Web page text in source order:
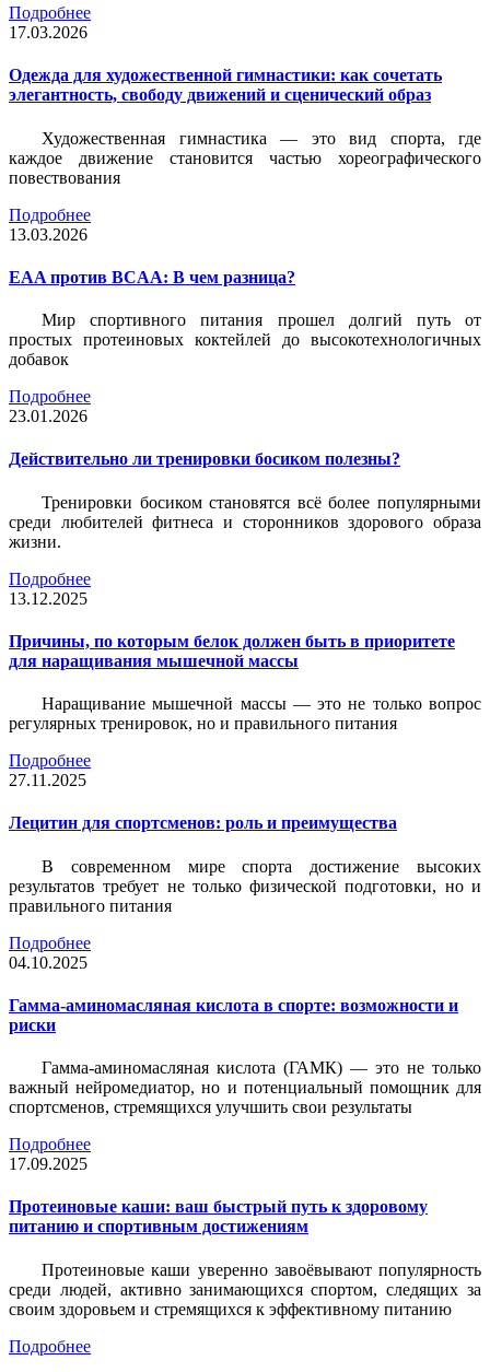
Подробнее
17.03.2026
Одежда для художественной гимнастики: как сочетать
элегантность, свободу движений и сценический образ
Художественная гимнастика — это вид спорта, где
каждое движение становится частью хореографического
повествования
Подробнее
13.03.2026
EAA против BCAA: В чем разница?
Мир спортивного питания прошел долгий путь от
простых протеиновых коктейлей до высокотехнологичных
добавок
Подробнее
23.01.2026
Действительно ли тренировки босиком полезны?
Тренировки босиком становятся всё более популярными
среди любителей фитнеса и сторонников здорового образа
жизни.
Подробнее
13.12.2025
Причины, по которым белок должен быть в приоритете
для наращивания мышечной массы
Наращивание мышечной массы — это не только вопрос
регулярных тренировок, но и правильного питания
Подробнее
27.11.2025
Лецитин для спортсменов: роль и преимущества
В современном мире спорта достижение высоких
результатов требует не только физической подготовки, но и
правильного питания
Подробнее
04.10.2025
Гамма-аминомасляная кислота в спорте: возможности и
риски
Гамма-аминомасляная кислота (ГАМК) — это не только
важный нейромедиатор, но и потенциальный помощник для
спортсменов, стремящихся улучшить свои результаты
Подробнее
17.09.2025
Протеиновые каши: ваш быстрый путь к здоровому
питанию и спортивным достижениям
Протеиновые каши уверенно завоёвывают популярность
среди людей, активно занимающихся спортом, следящих за
своим здоровьем и стремящихся к эффективному питанию
Подробнее